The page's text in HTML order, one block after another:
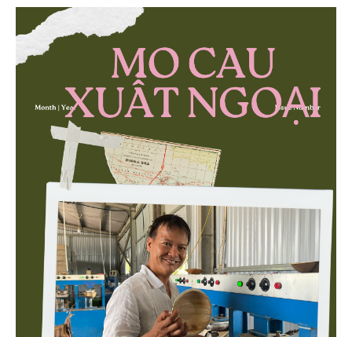
then chốt là nông nghiệp và môi trường.